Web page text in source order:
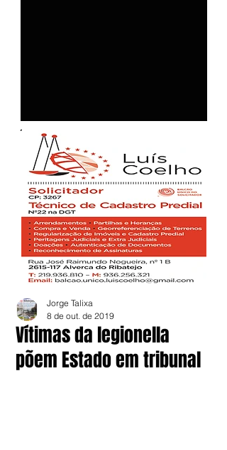
Vítimas da legionella
põem Estado em tribunal
Jorge Talixa
8 de out. de 2019